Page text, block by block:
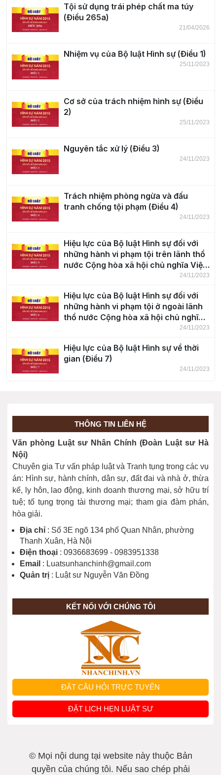
Tội sử dụng trái phép chất ma túy
(Điều 265a)
21/04/2026
Nhiệm vụ của Bộ luật Hình sự (Điều 1)
25/11/2023
Cơ sở của trách nhiệm hình sự (Điều
2)
25/11/2023
Nguyên tắc xử lý (Điều 3)
24/11/2023
Trách nhiệm phòng ngừa và đấu
tranh chống tội phạm (Điều 4)
24/11/2023
Hiệu lực của Bộ luật Hình sự đối với
những hành vi phạm tội trên lãnh thổ
nước Cộng hòa xã hội chủ nghĩa Việt
24/11/2023
Hiệu lực của Bộ luật Hình sự đối với
những hành vi phạm tội ở ngoài lãnh
thổ nước Cộng hòa xã hội chủ nghĩa
24/11/2023
Hiệu lực của Bộ luật Hình sự về thời
gian (Điều 7)
24/11/2023
Phân loại tội phạm (Điều 9)
THÔNG TIN LIÊN HỆ
Văn phòng Luật sư Nhân Chính (Đoàn Luật sư Hà
Nội)
Chuyên gia Tư vấn pháp luật và Tranh tụng trong các vụ
án: Hình sự, hành chính, dân sự, đất đai và nhà ở, thừa
kế, ly hôn, lao động, kinh doanh thương mại, sở hữu trí
tuệ; tố tụng trọng tài thương mại; tham gia đàm phán,
hòa giải.
Địa chỉ : Số 3E ngõ 134 phố Quan Nhân, phường
Thanh Xuân, Hà Nội
Điện thoại : 0936683699 - 0983951338
Email : Luatsunhanchinh@gmail.com
Quản trị : Luật sư Nguyễn Văn Đồng
KẾT NỐI VỚI CHÚNG TÔI
ĐẶT CÂU HỎI TRỰC TUYẾN
ĐẶT LỊCH HẸN LUẬT SƯ
© Mọi nội dung tại website này thuộc Bản
quyền của chúng tôi. Nếu sao chép phải